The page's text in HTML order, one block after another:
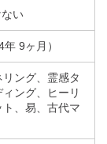
い
9ヶ月）
ング、霊感タ
ング、ヒーリ
、易、古代マ